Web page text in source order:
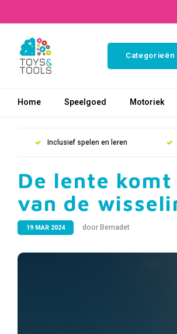
Categorieën
Home Speelgoed Motoriek
Inclusief spelen en leren
De lente
van de
19 MAR 2024 door Bernadet